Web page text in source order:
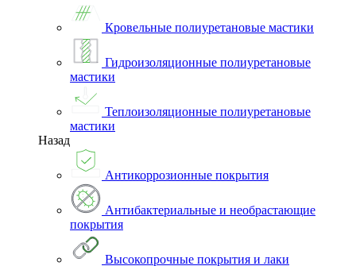
Кровельные полиуретановые мастики
Гидроизоляционные полиуретановые
мастики
Теплоизоляционные полиуретановые
мастики
Назад
Антикоррозионные покрытия
Антибактериальные и необрастающие
покрытия
Высокопрочные покрытия и лаки